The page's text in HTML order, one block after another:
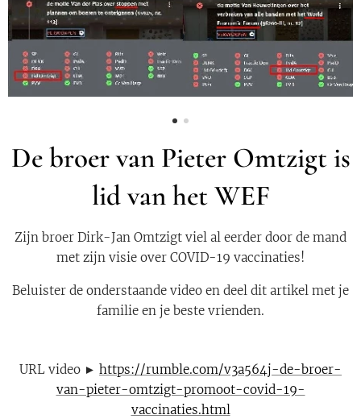
De broer van Pieter Omtzigt is
lid van het WEF
Zijn broer Dirk-Jan Omtzigt viel al eerder door de mand
met zijn visie over COVID-19 vaccinaties!
Beluister de onderstaande video en deel dit artikel met je
familie en je beste vrienden.
URL video ► https://rumble.com/v3a564j-de-broer-
van-pieter-omtzigt-promoot-covid-19-
vaccinaties.html